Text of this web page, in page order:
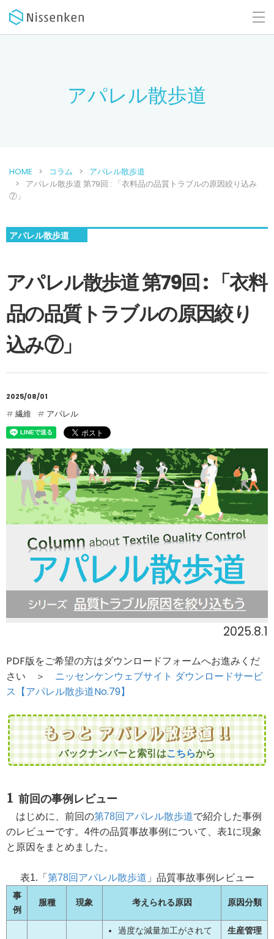
アパレル散歩道
HOME コラム
アパレル散歩道
アパレル散歩道 第79回 : 「衣料品の品質トラブルの原因絞り込み
⑦」
アパレル散歩道
アパレル散歩道 第79回 : 「衣料
品の品質トラブルの原因絞り
込み⑦」
2025/08/01
繊維 アパレル
2025.8.1
PDF版をご希望の方はダウンロードフォームへお進みくだ
さい ＞ ニッセンケンウェブサイト ダウンロードサービ
ス【アパレル散歩道No.79】
もっと アパレル散歩道 !!
バックナンバーと索引はこちらから
前回の事例レビュー
はじめに、前回の第78回アパレル散歩道で紹介した事例
のレビューです。4件の品質事故事例について、表1に現象
と原因をまとめました。
表1.「 第78回アパレル散歩道 」品質事故事例レビュー
事
例
服種 現象 考えられる原因 原因分類
過度な減量加工がされて
生産管理